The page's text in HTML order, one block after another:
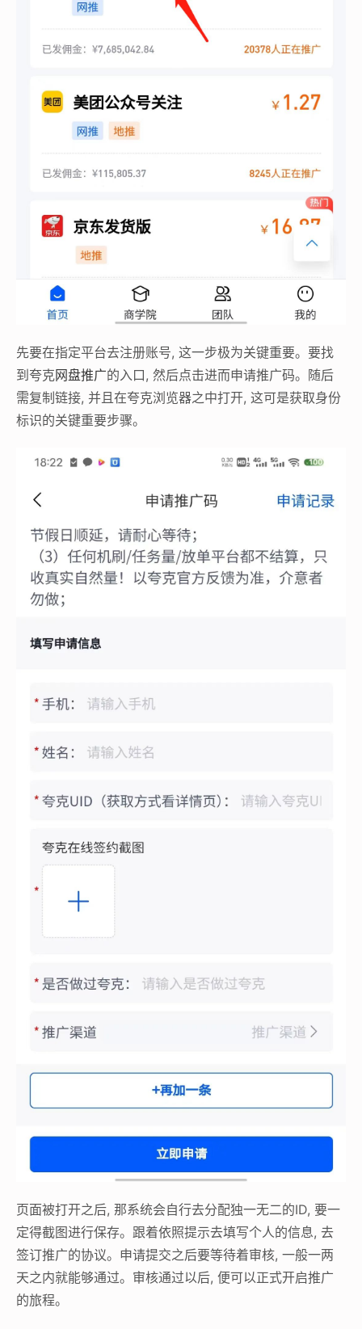
先要在指定平台去注册账号, 这一步极为关键重要。要找
到夸克网盘推广的入口, 然后点击进而申请推广码。随后
需复制链接, 并且在夸克浏览器之中打开, 这可是获取身份
标识的关键重要步骤。
页面被打开之后, 那系统会自行去分配独一无二的ID, 要一
定得截图进行保存。跟着依照提示去填写个人的信息, 去
签订推广的协议。申请提交之后要等待着审核, 一般一两
天之内就能够通过。审核通过以后, 便可以正式开启推广
的旅程。